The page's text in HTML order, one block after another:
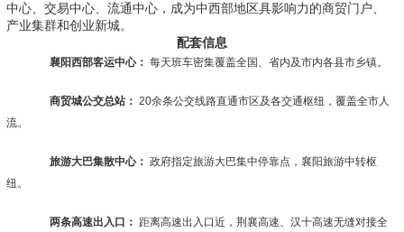
中心、交易中心、流通中心，成为中西部地区具影响力的商贸门户、
产业集群和创业新城。
配套信息
襄阳西部客运中心：每天班车密集覆盖全国、省内及市内各县市乡镇。
商贸城公交总站： 20余条公交线路直通市区及各交通枢纽，覆盖全市人
流。
旅游大巴集散中心： 政府指定旅游大巴集中停靠点，襄阳旅游中转枢
纽。
两条高速出入口： 距离高速出入口近，荆襄高速、汉十高速无缝对接全